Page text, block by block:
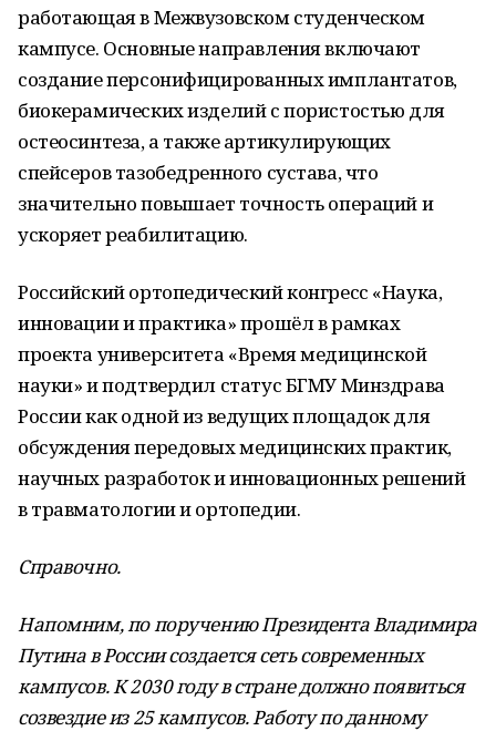
работающая в Межвузовском студенческом
кампусе. Основные направления включают
создание персонифицированных имплантатов,
биокерамических изделий с пористостью для
остеосинтеза, а также артикулирующих
спейсеров тазобедренного сустава, что
значительно повышает точность операций и
ускоряет реабилитацию.
Российский ортопедический конгресс «Наука,
инновации и практика» прошёл в рамках
проекта университета «Время медицинской
науки» и подтвердил статус БГМУ Минздрава
России как одной из ведущих площадок для
обсуждения передовых медицинских практик,
научных разработок и инновационных решений
в травматологии и ортопедии.
Справочно.
Напомним, по поручению Президента Владимира
Путина в России создается сеть современных
кампусов. К 2030 году в стране должно появиться
созвездие из 25 кампусов. Работу по данному